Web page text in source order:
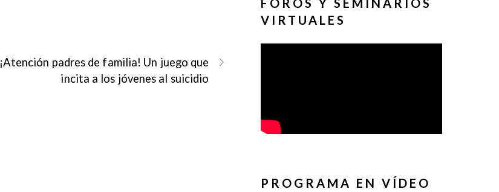
¡Atención padres de familia! Un juego que
incita a los jóvenes al suicidio
FOROS Y SEMINARIOS
VIRTUALES
PROGRAMA EN VÍDEO